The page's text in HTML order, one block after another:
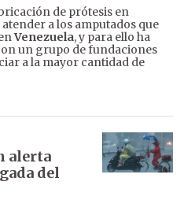
de prótesis en
a los amputados que
Venezuela, y para ello ha
un grupo de fundaciones
a la mayor cantidad de
alerta
del